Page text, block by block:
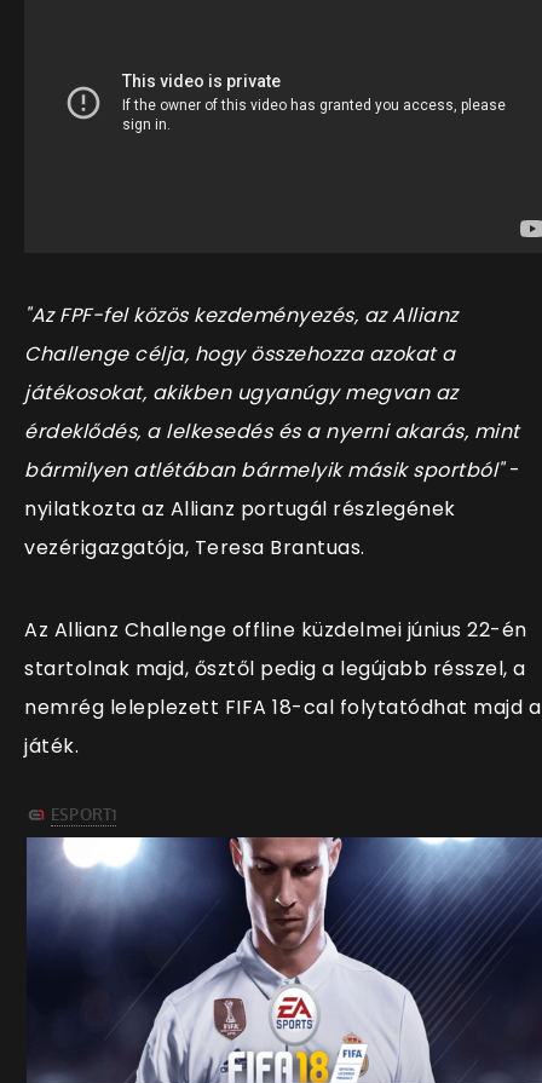
"Az FPF-fel közös kezdeményezés, az Allianz
Challenge célja, hogy összehozza azokat a
játékosokat, akikben ugyanúgy megvan az
érdeklődés, a lelkesedés és a nyerni akarás, mint
bármilyen atlétában bármelyik másik sportból"-
nyilatkozta az Allianz portugál részlegének
vezérigazgatója, Teresa Brantuas.
Az Allianz Challenge offline küzdelmei június 22-én
startolnak majd, ősztől pedig a legújabb résszel, a
nemrég leleplezett FIFA 18-cal folytatódhat majd a
játék.